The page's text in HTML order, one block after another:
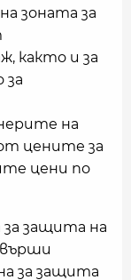
зоната за
както и за
за
на
цените за
цени по
защита на
за защита